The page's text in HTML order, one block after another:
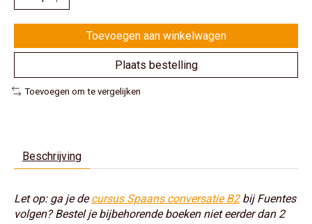
Toevoegen aan winkelwagen
Plaats bestelling
Toevoegen om te vergelijken
Beschrijving
Let op: ga je decursus Spaans conversatie B2bij Fuentes
volgen? Bestel je bijbehorende boeken niet eerder dan 2